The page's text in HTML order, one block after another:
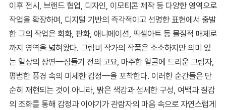
이후 전시, 브랜드 협업, 디자인, 이모티콘 제작 등 다양한 영역으로
작업을 확장하며, 디지털 기반의 즉각적이고 선명한 표현에서 출발
한 그의 작업은 회화, 판화, 애니메이션, 픽셀아트 등 물질적 매체로
까지 영역을 넓혀왔다. 그림비 작가의 작품은 소소하지만 의미 있
는 일상의 장면—잠들기 전의 고요, 마주한 얼굴에 드리운 그림자,
평범한 풍경 속의 미세한 감정—을 포착한다. 이러한 순간들은 단
순히 재현되는 것이 아니라, 밝은 색감과 섬세한 구성, 여백과 질감
의 조화를 통해 감정과 이야기가 관람자의 마음 속으로 자연스럽게